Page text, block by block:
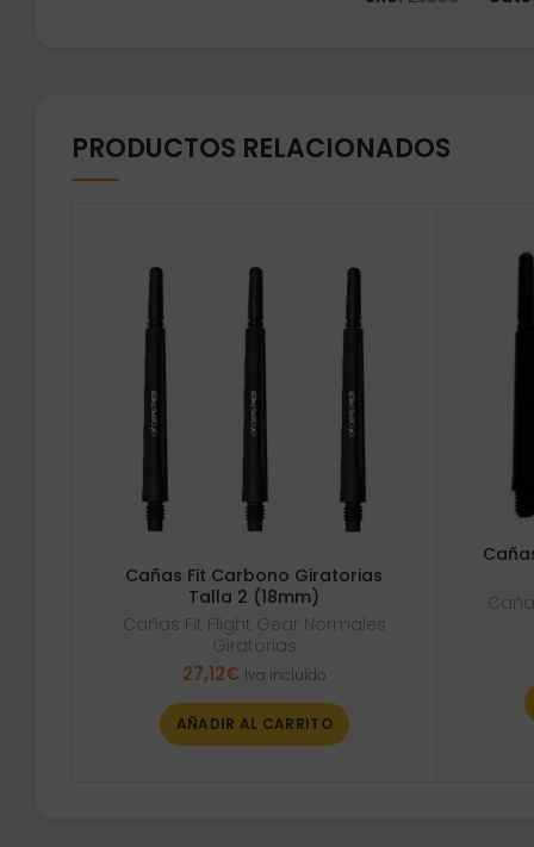
PRODUCTOS RELACIONADOS
Cañas Fit Carbono Giratorias
Talla 2 (18mm)
Cañas Fit Flight Gear Normales
Giratorias
27,12€ Iva incluido
AÑADIR AL CARRITO